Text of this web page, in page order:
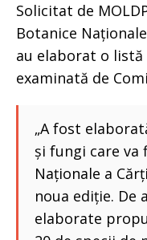
Solicitat de
Botanice
au elaborat o listă
examinată de
„A fost
și fungi care va
Naționale a
noua ediție. De
elaborate